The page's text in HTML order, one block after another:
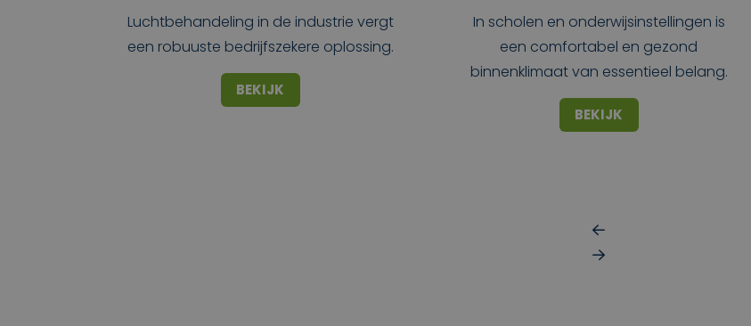
Luchtbehandeling in de industrie vergt
een robuuste bedrijfszekere oplossing.
BEKIJK
In scholen en onderwijsinstellingen is
een comfortabel en gezond
binnenklimaat van essentieel belang.
BEKIJK